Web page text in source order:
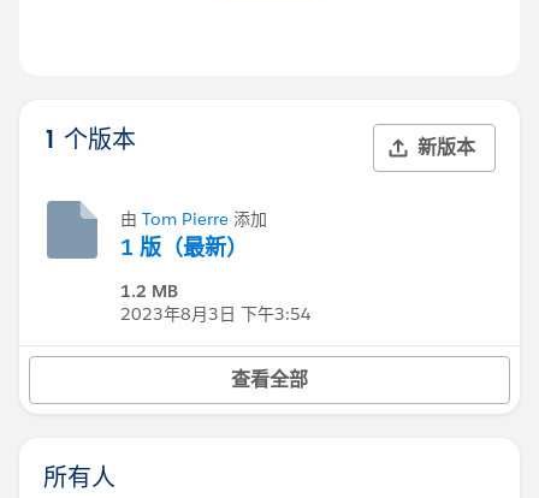
1 个版本 新版本
由 Tom Pierre 添加
1 版（最新）
1.2 MB
2023年8月3日 下午3:54
查看全部
所有人